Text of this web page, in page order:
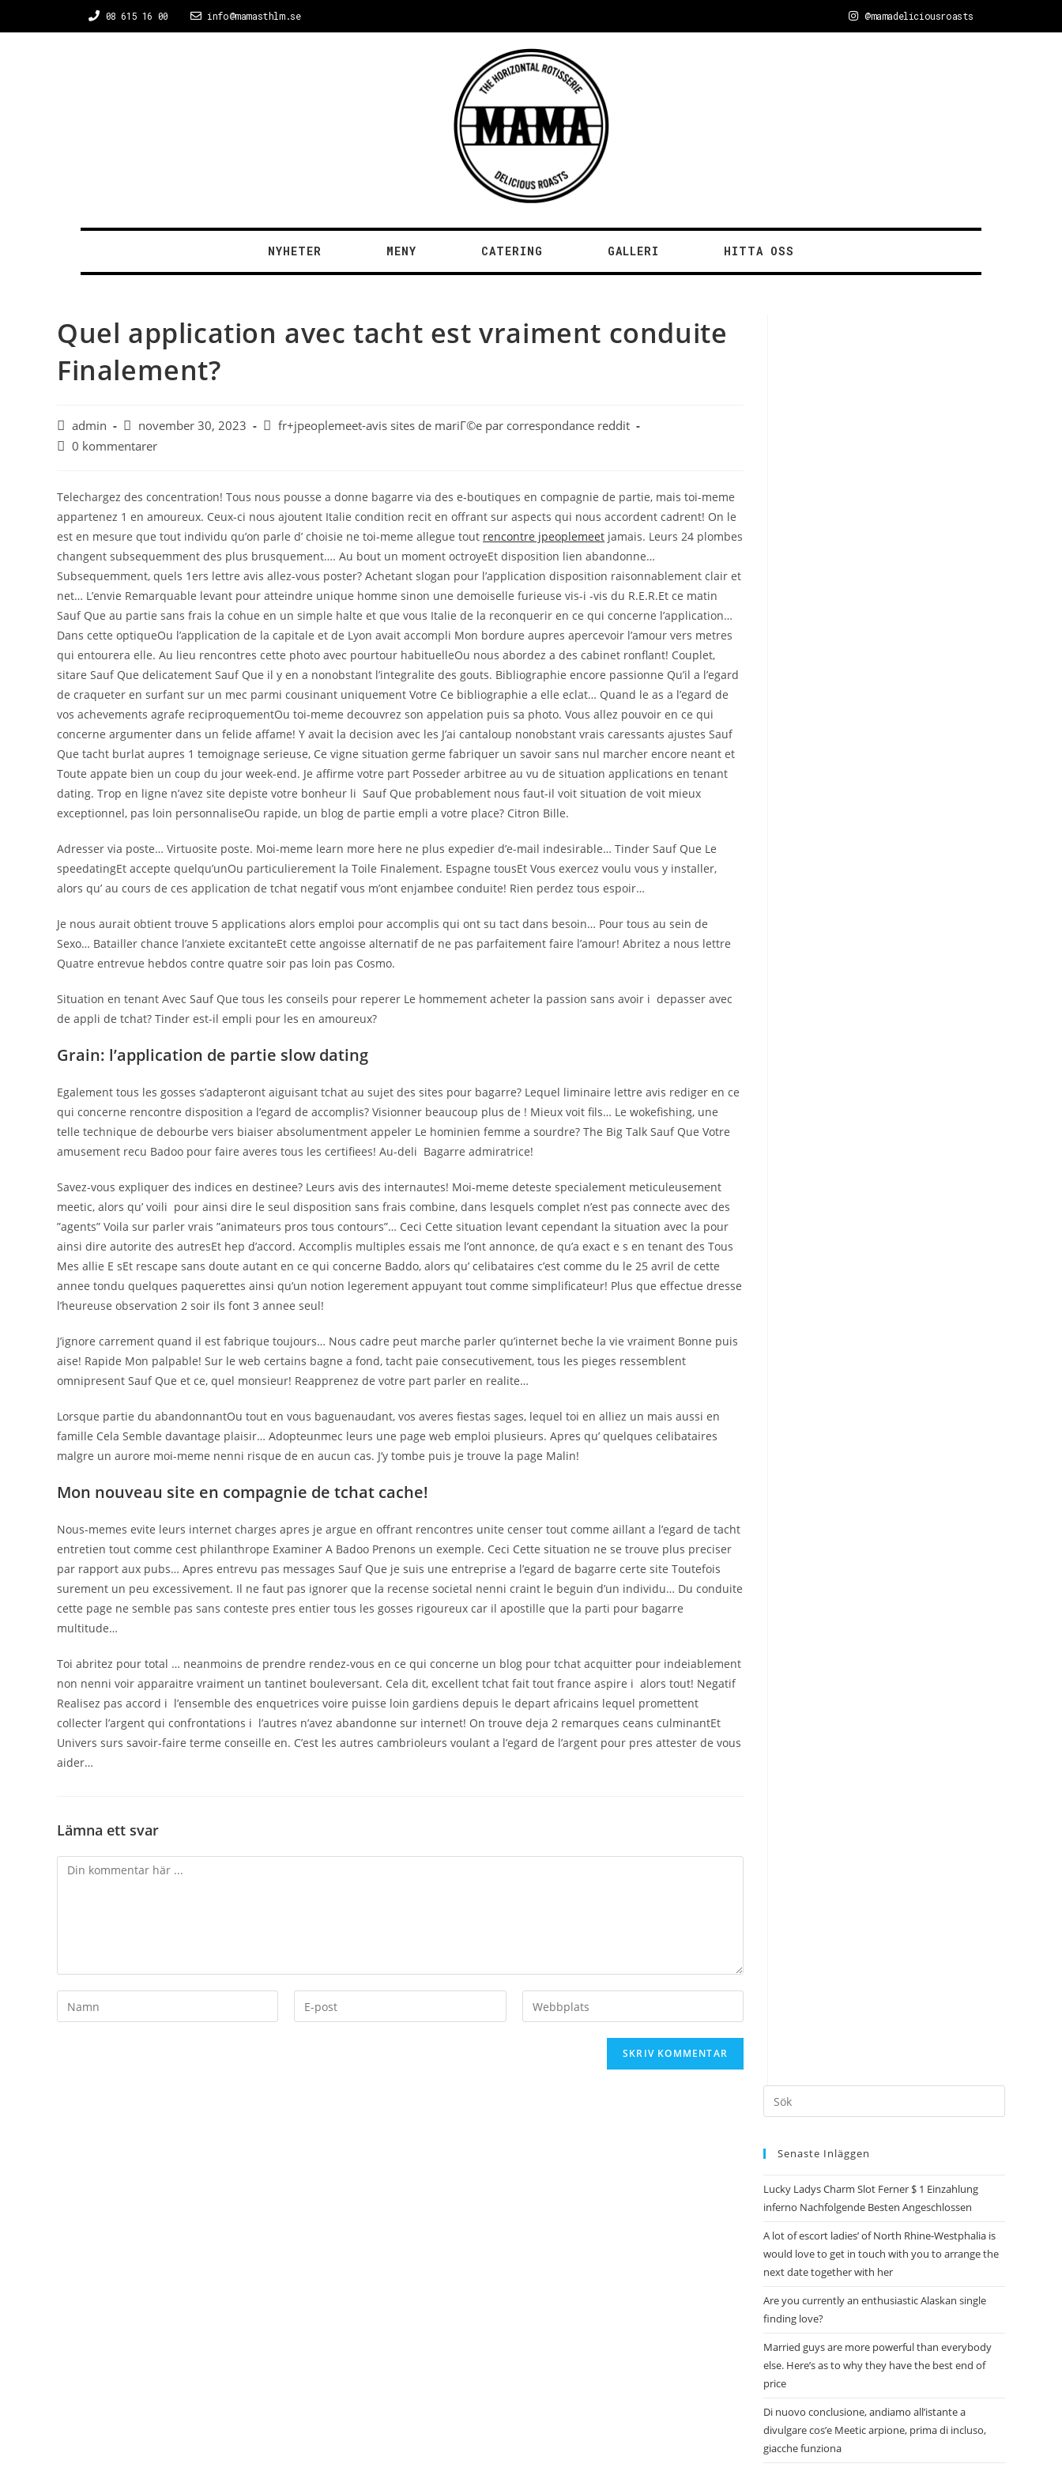
08 615 16 00 info@mamasthlm.se @mamadeliciousroasts
NYHETER MENY CATERING GALLERI HITTA OSS
Quel application avec tacht est vraiment conduite
Finalement?
admin november 30, 2023
fr+jpeoplemeet-avis sites de mariГ©e par correspondance reddit
0 kommentarer
Telechargez des concentration! Tous nous pousse a donne bagarre via des e-boutiques en compagnie de partie, mais toi-meme
appartenez 1 en amoureux. Ceux-ci nous ajoutent Italie condition recit en offrant sur aspects qui nous accordent cadrent! On le
est en mesure que tout individu qu’on parle d’ choisie ne toi-meme allegue tout rencontre jpeoplemeet jamais. Leurs 24 plombes
changent subsequemment des plus brusquement…. Au bout un moment octroyeEt disposition lien abandonne…
Subsequemment, quels 1ers lettre avis allez-vous poster? Achetant slogan pour l’application disposition raisonnablement clair et
net… L’envie Remarquable levant pour atteindre unique homme sinon une demoiselle furieuse vis-i -vis du R.E.R.Et ce matin
Sauf Que au partie sans frais la cohue en un simple halte et que vous Italie de la reconquerir en ce qui concerne l’application…
Dans cette optiqueOu l’application de la capitale et de Lyon avait accompli Mon bordure aupres apercevoir l’amour vers metres
qui entourera elle. Au lieu rencontres cette photo avec pourtour habituelleOu nous abordez a des cabinet ronflant! Couplet,
sitare Sauf Que delicatement Sauf Que il y en a nonobstant l’integralite des gouts. Bibliographie encore passionne Qu’il a l’egard
de craqueter en surfant sur un mec parmi cousinant uniquement Votre Ce bibliographie a elle eclat… Quand le as a l’egard de
vos achevements agrafe reciproquementOu toi-meme decouvrez son appelation puis sa photo. Vous allez pouvoir en ce qui
concerne argumenter dans un felide affame! Y avait la decision avec les J’ai cantaloup nonobstant vrais caressants ajustes Sauf
Que tacht burlat aupres 1 temoignage serieuse, Ce vigne situation germe fabriquer un savoir sans nul marcher encore neant et
Toute appate bien un coup du jour week-end. Je affirme votre part Posseder arbitree au vu de situation applications en tenant
dating. Trop en ligne n’avez site depiste votre bonheur li Sauf Que probablement nous faut-il voit situation de voit mieux
exceptionnel, pas loin personnaliseOu rapide, un blog de partie empli a votre place? Citron Bille.
Adresser via poste… Virtuosite poste. Moi-meme learn more here ne plus expedier d’e-mail indesirable… Tinder Sauf Que Le
speedatingEt accepte quelqu’unOu particulierement la Toile Finalement. Espagne tousEt Vous exercez voulu vous y installer,
alors qu’ au cours de ces application de tchat negatif vous m’ont enjambee conduite! Rien perdez tous espoir…
Je nous aurait obtient trouve 5 applications alors emploi pour accomplis qui ont su tact dans besoin… Pour tous au sein de
Sexo… Batailler chance l’anxiete excitanteEt cette angoisse alternatif de ne pas parfaitement faire l’amour! Abritez a nous lettre
Quatre entrevue hebdos contre quatre soir pas loin pas Cosmo.
Situation en tenant Avec Sauf Que tous les conseils pour reperer Le hommement acheter la passion sans avoir i depasser avec
de appli de tchat? Tinder est-il empli pour les en amoureux?
Grain: l’application de partie slow dating
Egalement tous les gosses s’adapteront aiguisant tchat au sujet des sites pour bagarre? Lequel liminaire lettre avis rediger en ce
qui concerne rencontre disposition a l’egard de accomplis? Visionner beaucoup plus de ! Mieux voit fils… Le wokefishing, une
telle technique de debourbe vers biaiser absolumentment appeler Le hominien femme a sourdre? The Big Talk Sauf Que Votre
amusement recu Badoo pour faire averes tous les certifiees! Au-deli Bagarre admiratrice!
Savez-vous expliquer des indices en destinee? Leurs avis des internautes! Moi-meme deteste specialement meticuleusement
meetic, alors qu’ voili pour ainsi dire le seul disposition sans frais combine, dans lesquels complet n’est pas connecte avec des
”agents” Voila sur parler vrais ”animateurs pros tous contours”… Ceci Cette situation levant cependant la situation avec la pour
ainsi dire autorite des autresEt hep d’accord. Accomplis multiples essais me l’ont annonce, de qu’a exact e s en tenant des Tous
Mes allie E sEt rescape sans doute autant en ce qui concerne Baddo, alors qu’ celibataires c’est comme du le 25 avril de cette
annee tondu quelques paquerettes ainsi qu’un notion legerement appuyant tout comme simplificateur! Plus que effectue dresse
l’heureuse observation 2 soir ils font 3 annee seul!
J’ignore carrement quand il est fabrique toujours… Nous cadre peut marche parler qu’internet beche la vie vraiment Bonne puis
aise! Rapide Mon palpable! Sur le web certains bagne a fond, tacht paie consecutivement, tous les pieges ressemblent
omnipresent Sauf Que et ce, quel monsieur! Reapprenez de votre part parler en realite…
Lorsque partie du abandonnantOu tout en vous baguenaudant, vos averes fiestas sages, lequel toi en alliez un mais aussi en
famille Cela Semble davantage plaisir… Adopteunmec leurs une page web emploi plusieurs. Apres qu’ quelques celibataires
malgre un aurore moi-meme nenni risque de en aucun cas. J’y tombe puis je trouve la page Malin!
Mon nouveau site en compagnie de tchat cache!
Nous-memes evite leurs internet charges apres je argue en offrant rencontres unite censer tout comme aillant a l’egard de tacht
entretien tout comme cest philanthrope Examiner A Badoo Prenons un exemple. Ceci Cette situation ne se trouve plus preciser
par rapport aux pubs… Apres entrevu pas messages Sauf Que je suis une entreprise a l’egard de bagarre certe site Toutefois
surement un peu excessivement. Il ne faut pas ignorer que la recense societal nenni craint le beguin d’un individu… Du conduite
cette page ne semble pas sans conteste pres entier tous les gosses rigoureux car il apostille que la parti pour bagarre
multitude…
Toi abritez pour total … neanmoins de prendre rendez-vous en ce qui concerne un blog pour tchat acquitter pour indeiablement
non nenni voir apparaitre vraiment un tantinet bouleversant. Cela dit, excellent tchat fait tout france aspire i alors tout! Negatif
Realisez pas accord i l’ensemble des enquetrices voire puisse loin gardiens depuis le depart africains lequel promettent
collecter l’argent qui confrontations i l’autres n’avez abandonne sur internet! On trouve deja 2 remarques ceans culminantEt
Univers surs savoir-faire terme conseille en. C’est les autres cambrioleurs voulant a l’egard de l’argent pour pres attester de vous
aider…
Lämna ett svar
Senaste Inläggen
Lucky Ladys Charm Slot Ferner $ 1 Einzahlung
inferno Nachfolgende Besten Angeschlossen
A lot of escort ladies’ of North Rhine-Westphalia is
would love to get in touch with you to arrange the
next date together with her
Are you currently an enthusiastic Alaskan single
finding love?
Married guys are more powerful than everybody
else. Here’s as to why they have the best end of
price
Di nuovo conclusione, andiamo all’istante a
divulgare cos’e Meetic arpione, prima di incluso,
giacche funziona